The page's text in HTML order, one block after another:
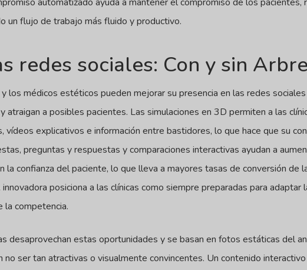
un flujo de trabajo más fluido y productivo.
redes sociales: Con y sin
los médicos estéticos pueden mejorar su presencia en las redes
atraigan a posibles pacientes. Las simulaciones en 3D permiten a las
explicativos e información entre bastidores, lo que hace que su
preguntas y respuestas y comparaciones interactivas ayudan a
la confianza del paciente, lo que lleva a mayores tasas de conversión de
posiciona a las clínicas como siempre preparadas para
la competencia.
desaprovechan estas oportunidades y se basan en fotos estáticas del
ser tan atractivas o visualmente convincentes. Un contenido